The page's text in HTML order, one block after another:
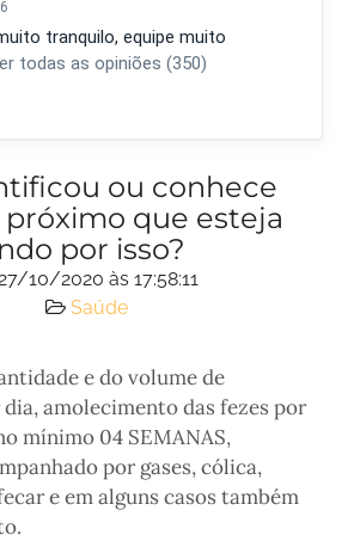
ou conhece
que esteja
por isso? ⠀⠀⠀
10/2020 às 17:58:11
Saúde
e do volume de
amolecimento das fezes por
mínimo 04 SEMANAS,
por gases, cólica,
e em alguns casos também